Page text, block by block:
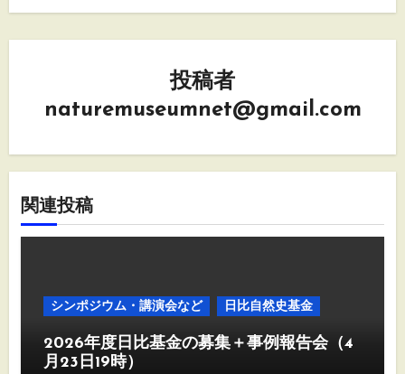
ビ
ョ
ン
投稿者
naturemuseumnet@gmail.com
関連投稿
シンポジウム・講演会など 日比自然史基金
2026年度日比基金の募集＋事例報告会（4
月23日19時）